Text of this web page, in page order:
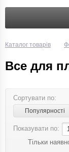
Каталог товарів
Все для
Сортувати по:
Популярності
Показувати по:
Тільки